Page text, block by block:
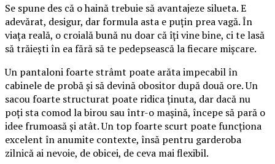
Se spune des că o haină trebuie să avantajeze silueta. E
adevărat, desigur, dar formula asta e puțin prea vagă. În
viața reală, o croială bună nu doar că îți vine bine, ci te lasă
să trăiești în ea fără să te pedepsească la fiecare mișcare.
Un pantaloni foarte strâmt poate arăta impecabil în
cabinele de probă și să devină obositor după două ore. Un
sacou foarte structurat poate ridica ținuta, dar dacă nu
poți sta comod la birou sau într-o mașină, începe să pară o
idee frumoasă și atât. Un top foarte scurt poate funcționa
excelent în anumite contexte, însă pentru garderoba
zilnică ai nevoie, de obicei, de ceva mai flexibil.